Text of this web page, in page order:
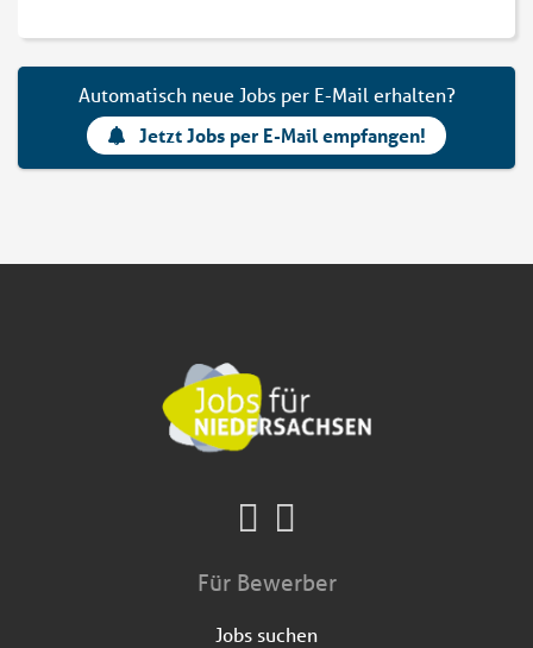
Automatisch neue Jobs per E-Mail erhalten?
Jetzt Jobs per E-Mail empfangen!
Für Bewerber
Jobs suchen